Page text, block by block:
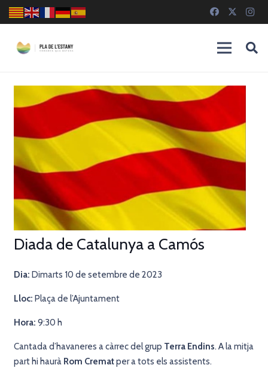
Diada de Catalunya a Camós
Dia: Dimarts 10 de setembre de 2023
Lloc: Plaça de l’Ajuntament
Hora: 9:30 h
Cantada d’havaneres a càrrec del grup Terra Endins. A la mitja
part hi haurà Rom Crematper a tots els assistents.